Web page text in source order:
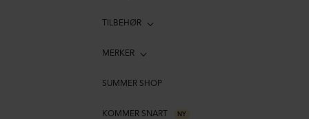
TILBEHØR
MERKER
SUMMER SHOP
KOMMER SNART NY